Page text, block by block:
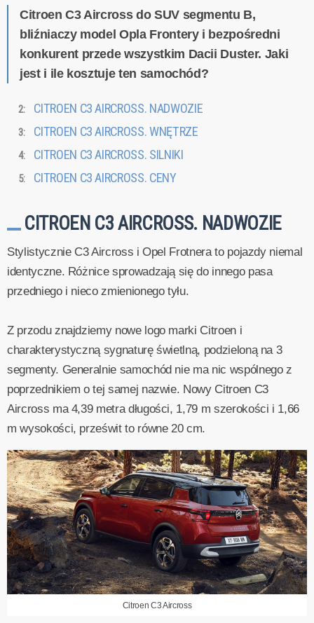
Citroen C3 Aircross do SUV segmentu B,
bliźniaczy model Opla Frontery i bezpośredni
konkurent przede wszystkim Dacii Duster. Jaki
jest i ile kosztuje ten samochód?
CITROEN C3 AIRCROSS. NADWOZIE
CITROEN C3 AIRCROSS. WNĘTRZE
CITROEN C3 AIRCROSS. SILNIKI
CITROEN C3 AIRCROSS. CENY
CITROEN C3 AIRCROSS. NADWOZIE
Stylistycznie C3 Aircross i Opel Frotnera to pojazdy niemal
identyczne. Różnice sprowadzają się do innego pasa
przedniego i nieco zmienionego tyłu.
Z przodu znajdziemy nowe logo marki Citroen i
charakterystyczną sygnaturę świetlną, podzieloną na 3
segmenty. Generalnie samochód nie ma nic wspólnego z
poprzednikiem o tej samej nazwie. Nowy Citroen C3
Aircross ma 4,39 metra długości, 1,79 m szerokości i 1,66
m wysokości, prześwit to równe 20 cm.
Citroen C3 Aircross